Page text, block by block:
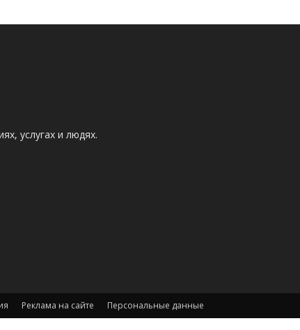
услугах и людях.
Реклама на сайте Персональные данные